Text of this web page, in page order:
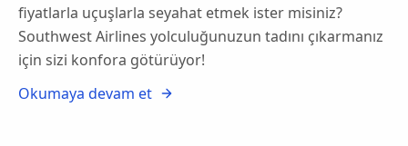
fiyatlarla uçuşlarla seyahat etmek ister misiniz?
Southwest Airlines yolculuğunuzun tadını çıkarmanız
için sizi konfora götürüyor!
Okumaya devam et